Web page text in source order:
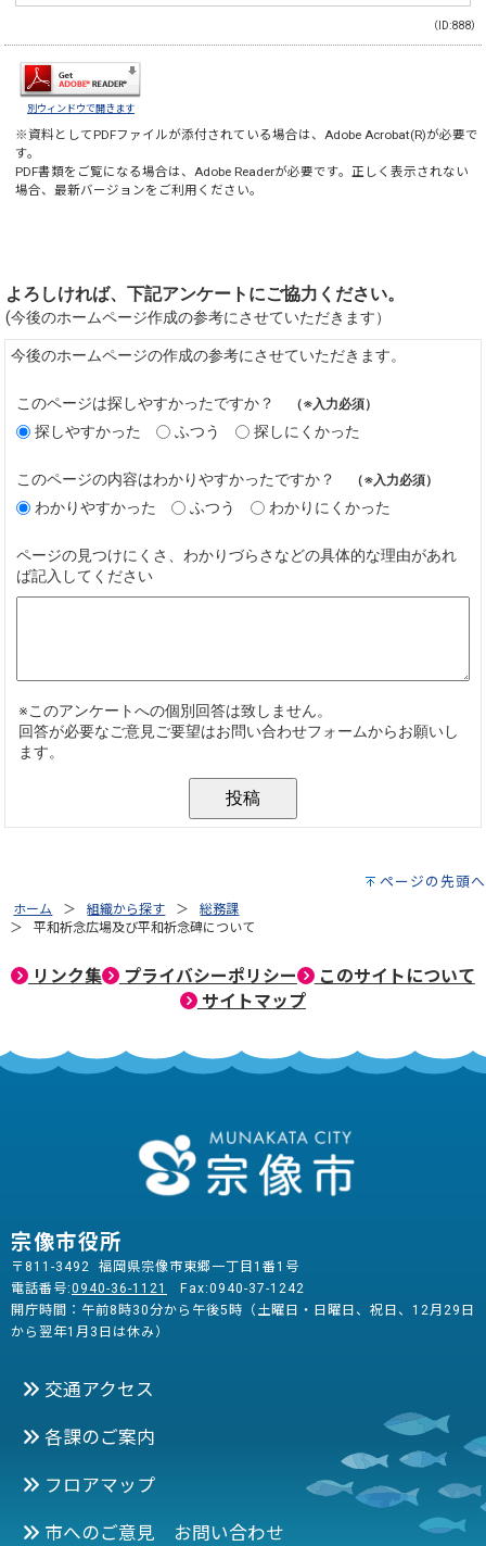
（ID:888）
別ウィンドウで開きます
※資料としてPDFファイルが添付されている場合は、Adobe Acrobat(R)が必要で
す。
PDF書類をご覧になる場合は、Adobe Readerが必要です。正しく表示されない
場合、最新バージョンをご利用ください。
ページの先頭へ
ホーム 組織から探す
総務課
平和祈念広場及び平和祈念碑について
リンク集 プライバシーポリシー
このサイトについて
サイトマップ
宗像市役所
〒811-3492 福岡県宗像市東郷一丁目1番1号
電話番号:0940-36-1121
Fax:0940-37-1242
開庁時間：午前8時30分から午後5時（土曜日・日曜日、祝日、12月29日
から翌年1月3日は休み）
交通アクセス
各課のご案内
フロアマップ
市へのご意見 お問い合わせ